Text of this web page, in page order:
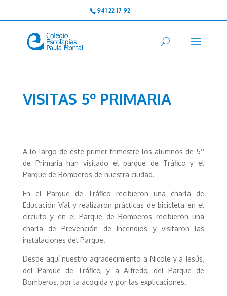
941 22 17 92
VISITAS 5º PRIMARIA
A lo largo de este primer trimestre los alumnos de 5º
de Primaria han visitado el parque de Tráfico y el
Parque de Bomberos de nuestra ciudad.
En el Parque de Tráfico recibieron una charla de
Educación Víal y realizaron prácticas de bicicleta en el
circuito y en el Parque de Bomberos recibieron una
charla de Prevención de Incendios y visitaron las
instalaciones del Parque.
Desde aquí nuestro agradecimiento a Nicole y a Jesús,
del Parque de Tráfico, y a Alfredo, del Parque de
Bomberos, por la acogida y por las explicaciones.